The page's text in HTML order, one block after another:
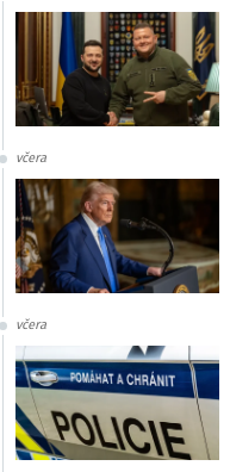
včera
včera